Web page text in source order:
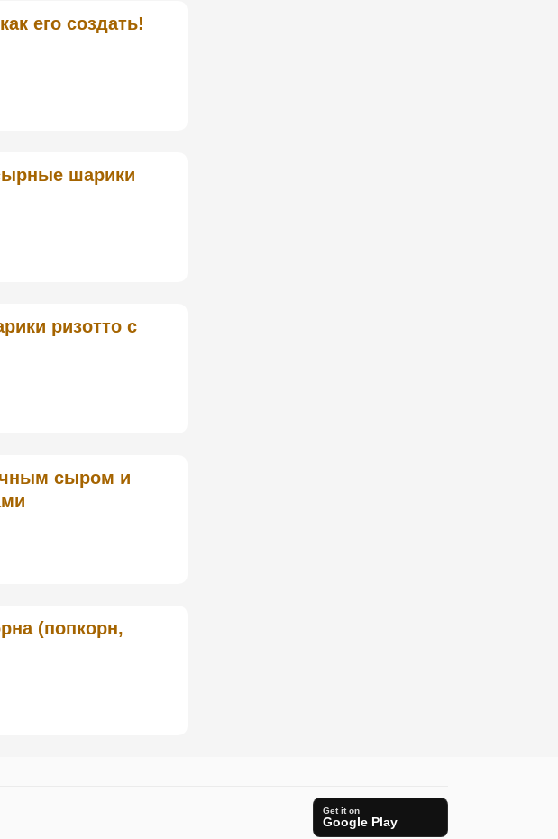
его создать!
шарики
ризотто с
сыром и
(попкорн,
Get it on
Google Play